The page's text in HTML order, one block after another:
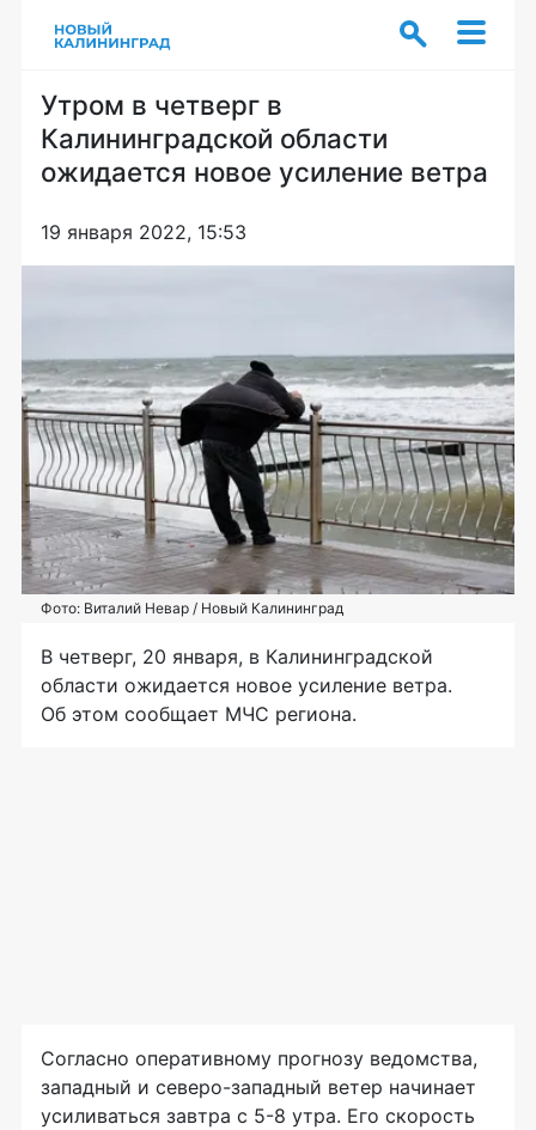
Утром в четверг в
Калининградской области
ожидается новое усиление ветра
19 января 2022, 15:53
Фото: Виталий Невар / Новый Калининград
В четверг, 20 января, в Калининградской
области ожидается новое усиление ветра.
Об этом сообщает МЧС региона.
Согласно оперативному прогнозу ведомства,
западный и северо-западный ветер начинает
усиливаться завтра с 5-8 утра. Его скорость